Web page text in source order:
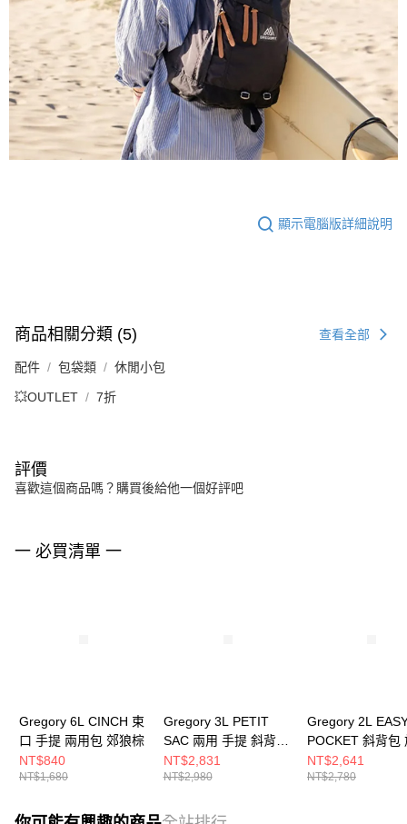
顯示電腦版詳細說明
商品相關分類 (5) 查看全部
配件 包袋類 休閒小包
💥OUTLET 7折
評價
喜歡這個商品嗎？購買後給他一個好評吧
一 必買清單 一
Gregory 6L CINCH 束
口 手提 兩用包 郊狼棕
NT$840
NT$1,680
Gregory 3L PETIT
SAC 兩用 手提 斜背包
黑
NT$2,831
NT$2,980
Gregory 2L
POCKET 斜背包
小包 黑
NT$2,641
NT$2,780